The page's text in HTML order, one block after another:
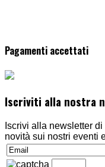
Pagamenti accettati
Iscriviti alla nostra
Iscrivi alla newsletter
novità sui nostri eventi